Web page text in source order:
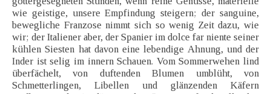
wie geistige, unsere Empfindung steigern; der sanguine,
bewegliche Franzose nimmt sich so wenig Zeit dazu, wie
wir; der Italiener aber, der Spanier im dolce far niente seiner
kühlen Siesten hat davon eine lebendige Ahnung, und der
Inder ist selig im innern Schauen. Vom Sommerwehen lind
überfächelt, von duftenden Blumen umblüht, von
Schmetterlingen, Libellen und glänzenden Käfern